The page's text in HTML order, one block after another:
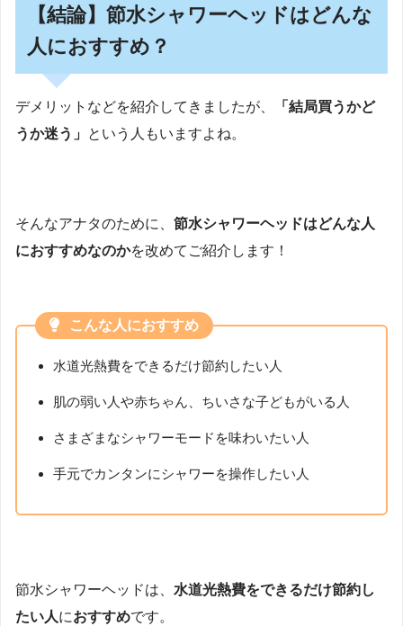
【結論】節水シャワーヘッドはどんな
人におすすめ？
デメリットなどを紹介してきましたが、
「結局買うかど
うか迷う」
という人もいますよね。
そんなアナタのために、 節水シャワーヘッドはどんな人
におすすめなのかを改めてご紹介します！
こんな人におすすめ
水道光熱費をできるだけ節約したい人
肌の弱い人や赤ちゃん、ちいさな子どもがいる人
さまざまなシャワーモードを味わいたい人
手元でカンタンにシャワーを操作したい人
節水シャワーヘッドは、 水道光熱費をできるだけ節約し
たい人におすすめです。